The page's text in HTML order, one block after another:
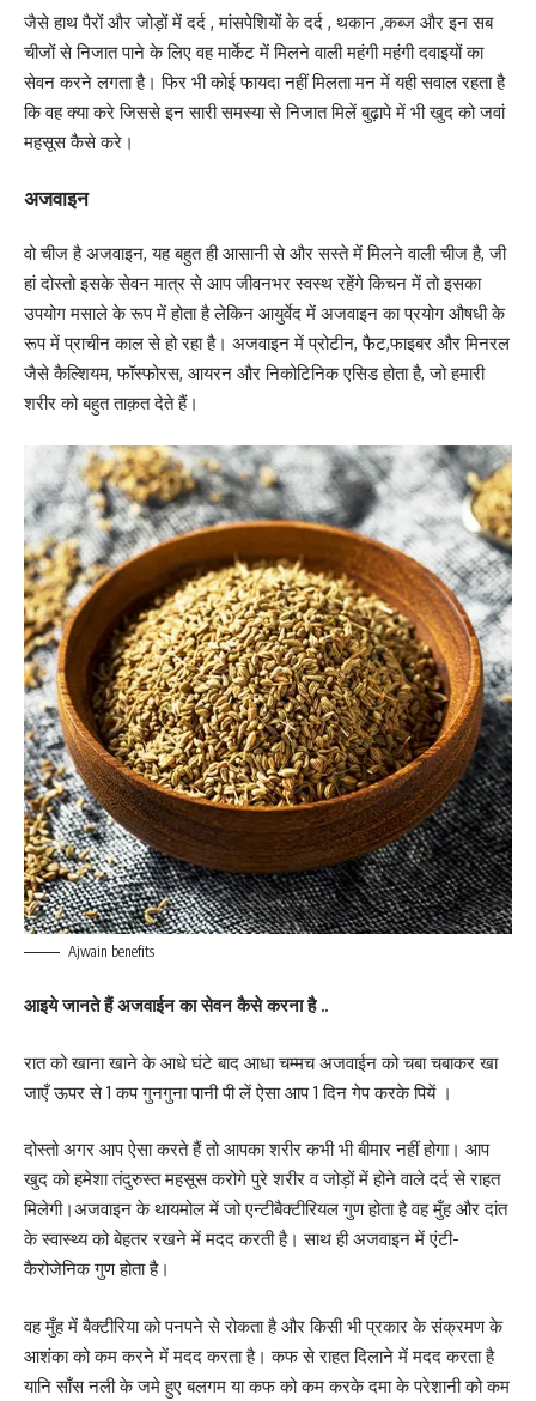
जैसे हाथ पैरों और जोड़ों में दर्द , मांसपेशियों के दर्द , थकान ,कब्ज और इन सब
चीजों से निजात पाने के लिए वह मार्केट में मिलने वाली महंगी महंगी दवाइयों का
सेवन करने लगता है। फिर भी कोई फायदा नहीं मिलता मन में यही सवाल रहता है
कि वह क्या करे जिससे इन सारी समस्या से निजात मिलें बुढ़ापे में भी खुद को जवां
महसूस कैसे करे।
अजवाइन
वो चीज है अजवाइन, यह बहुत ही आसानी से और सस्ते में मिलने वाली चीज है, जी
हां दोस्तो इसके सेवन मात्र से आप जीवनभर स्वस्थ रहेंगे किचन में तो इसका
उपयोग मसाले के रूप में होता है लेकिन आयुर्वेद में अजवाइन का प्रयोग औषधी के
रूप में प्राचीन काल से हो रहा है। अजवाइन में प्रोटीन, फैट,फाइबर और मिनरल
जैसे कैल्शियम, फॉस्फोरस, आयरन और निकोटिनिक एसिड होता है, जो हमारी
शरीर को बहुत ताक़त देते हैं।
Ajwain benefits
आइये जानते हैं अजवाईन का सेवन कैसे करना है ..
रात को खाना खाने के आधे घंटे बाद आधा चम्मच अजवाईन को चबा चबाकर खा
जाएँ ऊपर से 1 कप गुनगुना पानी पी लें ऐसा आप 1 दिन गेप करके पियें ।
दोस्तो अगर आप ऐसा करते हैं तो आपका शरीर कभी भी बीमार नहीं होगा। आप
खुद को हमेशा तंदुरुस्त महसूस करोगे पुरे शरीर व जोड़ों में होने वाले दर्द से राहत
मिलेगी।अजवाइन के थायमोल में जो एन्टीबैक्टीरियल गुण होता है वह मुँह और दांत
के स्वास्थ्य को बेहतर रखने में मदद करती है। साथ ही अजवाइन में एंटी-
कैरोजेनिक गुण होता है।
वह मुँह में बैक्टीरिया को पनपने से रोकता है और किसी भी प्रकार के संक्रमण के
आशंका को कम करने में मदद करता है। कफ से राहत दिलाने में मदद करता है
यानि साँस नली के जमे हुए बलगम या कफ को कम करके दमा के परेशानी को कम